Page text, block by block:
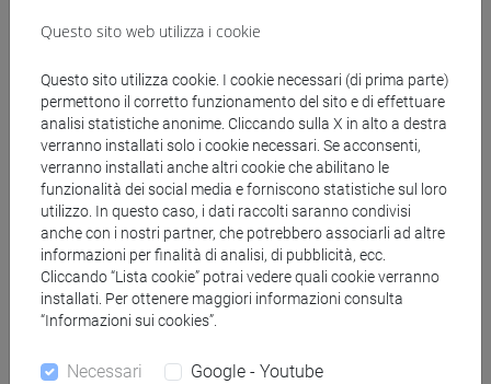
Materiali didattici
Materiali su Moodle
Corsi di studio e percorsi
[FM9] STORIA DELLE ARTI E CONSERVAZIONE
DEI BENI ARTISTICI - Laurea magistrale
contemporaneo
Questo sito web utilizza i cookie
Questo sito utilizza cookie. I cookie necessari (di prima parte)
permettono il corretto funzionamento del sito e di effettuare
analisi statistiche anonime. Cliccando sulla X in alto a destra
verranno installati solo i cookie necessari. Se acconsenti,
verranno installati anche altri cookie che abilitano le
funzionalità dei social media e forniscono statistiche sul loro
utilizzo. In questo caso, i dati raccolti saranno condivisi
anche con i nostri partner, che potrebbero associarli ad altre
informazioni per finalità di analisi, di pubblicità, ecc.
Cliccando “Lista cookie” potrai vedere quali cookie verranno
installati. Per ottenere maggiori informazioni consulta
“Informazioni sui cookies”.
Necessari Google - Youtube